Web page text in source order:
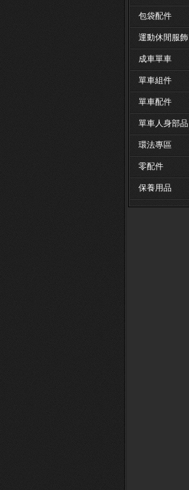
包袋配件
運動休閒服飾
成車單車
單車組件
單車配件
單車人身部品
環法專區
零配件
保養用品